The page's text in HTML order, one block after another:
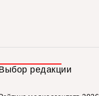
редакции